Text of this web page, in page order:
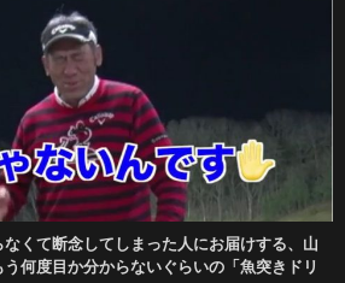
なくて断念してしまった人にお届けする、山
何度目か分からないぐらいの「魚突きドリ